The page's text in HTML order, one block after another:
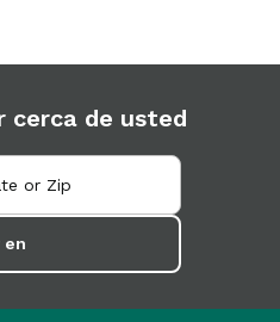
cerca de usted
en